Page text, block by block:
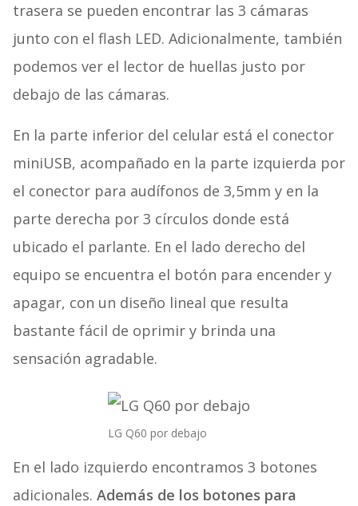
trasera se pueden encontrar las 3 cámaras
junto con el flash LED. Adicionalmente, también
podemos ver el lector de huellas justo por
debajo de las cámaras.
En la parte inferior del celular está el conector
miniUSB, acompañado en la parte izquierda por
el conector para audífonos de 3,5mm y en la
parte derecha por 3 círculos donde está
ubicado el parlante. En el lado derecho del
equipo se encuentra el botón para encender y
apagar, con un diseño lineal que resulta
bastante fácil de oprimir y brinda una
sensación agradable.
LG Q60 por debajo
En el lado izquierdo encontramos 3 botones
adicionales. Además de los botones para